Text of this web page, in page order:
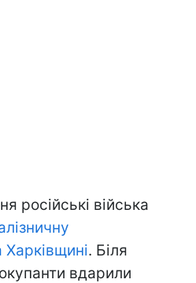
російські війська
. Біля
вдарили